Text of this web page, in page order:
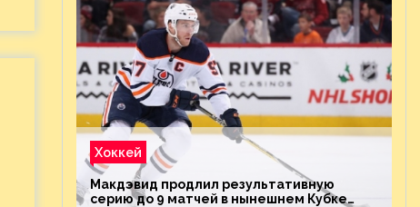
Хоккей
Макдэвид продлил результативную
серию до 9 матчей в нынешнем Кубке